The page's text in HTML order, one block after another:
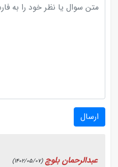
ارسال
عبدالرحمان بلوچ (1402/05/07)